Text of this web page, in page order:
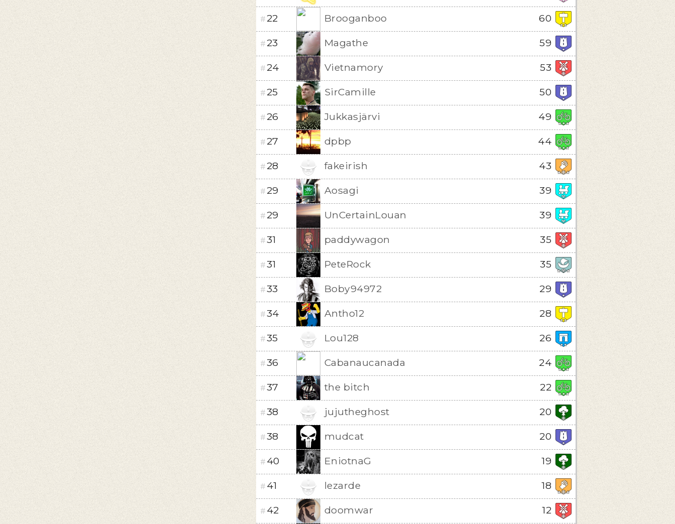
#22 Brooganboo 60
#23 Magathe 59
#24 Vietnamory 53
#25 SirCamille 50
#26 Jukkasjärvi 49
#27 dpbp 44
#28 fakeirish 43
#29 Aosagi 39
#29 UnCertainLouan 39
#31 paddywagon 35
#31 PeteRock 35
#33 Boby94972 29
#34 Antho12 28
#35 Lou128 26
#36 Cabanaucanada 24
#37 the bitch 22
#38 jujutheghost 20
#38 mudcat 20
# 40 EniotnaG 19
# 41 lezarde 18
# 42 doomwar 12